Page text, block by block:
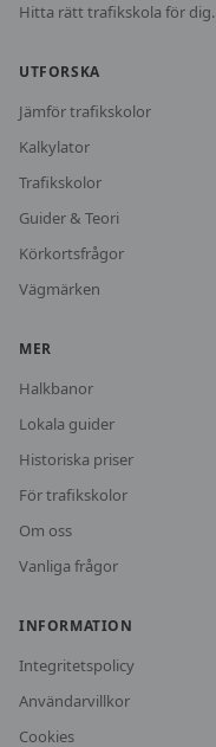
Hitta rätt trafikskola för dig.
UTFORSKA
Jämför trafikskolor
Kalkylator
Trafikskolor
Guider & Teori
Körkortsfrågor
Vägmärken
MER
Halkbanor
Lokala guider
Historiska priser
För trafikskolor
Om oss
Vanliga frågor
INFORMATION
Integritetspolicy
Användarvillkor
Cookies